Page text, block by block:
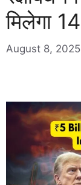
मिलेगा
August 8, 2025